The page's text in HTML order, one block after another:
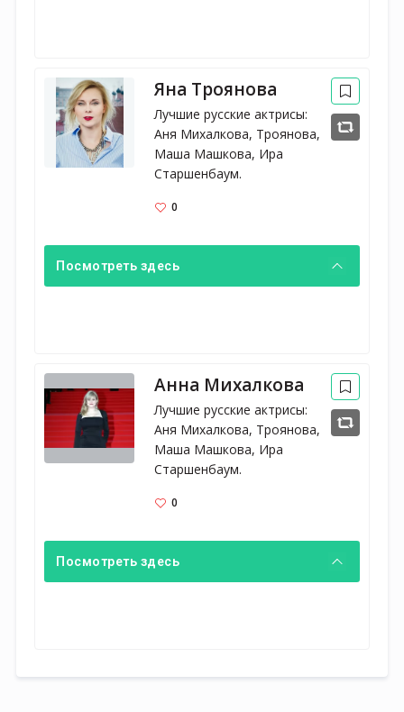
Яна Троянова
Лучшие русские актрисы:
Аня Михалкова, Троянова,
Маша Машкова, Ира
Старшенбаум.
0
Посмотреть здесь
Анна Михалкова
Лучшие русские актрисы:
Аня Михалкова, Троянова,
Маша Машкова, Ира
Старшенбаум.
0
Посмотреть здесь